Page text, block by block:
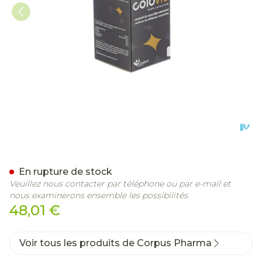
48,01 €
En rupture de stock
Veuillez nous contacter par téléphone ou par e-mail et
nous examinerons ensemble les possibilités.
Voir tous les produits de Corpus Pharma